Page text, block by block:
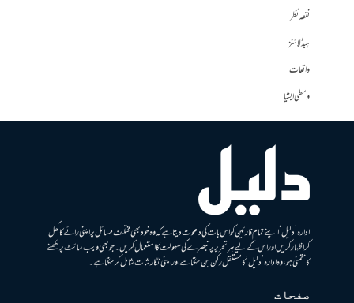
نقطہ نظر
ہیڈلائنز
واقعات
وسطی ایشیا
ادارہ ’دلیل‘ اپنے تمام قارئین کو اس بات کی دعوت دیتا ہے کہ وہ خود بھی مختلف مسائل پر اپنی رائے کا کھل
کر اظہار کریں اور اس کے لیے ہر تحریر پر تبصرے کی سہولت کا استعمال کریں۔ جو بھی ویب سائٹ پر لکھنے
کا متمنی ہو، وہ ادارہ ’دلیل‘ کا مستقل رکن بن سکتا ہے اور اپنی نگارشات شامل کرسکتا ہے۔
صفحات